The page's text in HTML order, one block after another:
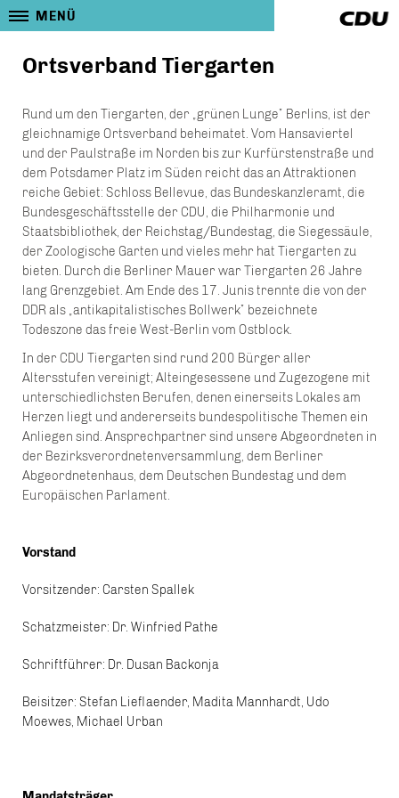
MENÜ
Ortsverband Tiergarten
Rund um den Tiergarten, der „grünen Lunge” Berlins, ist der
gleichnamige Ortsverband beheimatet. Vom Hansaviertel
und der Paulstraße im Norden bis zur Kurfürstenstraße und
dem Potsdamer Platz im Süden reicht das an Attraktionen
reiche Gebiet: Schloss Bellevue, das Bundeskanzleramt, die
Bundesgeschäftsstelle der CDU, die Philharmonie und
Staatsbibliothek, der Reichstag/Bundestag, die Siegessäule,
der Zoologische Garten und vieles mehr hat Tiergarten zu
bieten. Durch die Berliner Mauer war Tiergarten 26 Jahre
lang Grenzgebiet. Am Ende des 17. Junis trennte die von der
DDR als „antikapitalistisches Bollwerk” bezeichnete
Todeszone das freie West-Berlin vom Ostblock.
In der CDU Tiergarten sind rund 200 Bürger aller
Altersstufen vereinigt; Alteingesessene und Zugezogene mit
unterschiedlichsten Berufen, denen einerseits Lokales am
Herzen liegt und andererseits bundespolitische Themen ein
Anliegen sind. Ansprechpartner sind unsere Abgeordneten in
der Bezirksverordnetenversammlung, dem Berliner
Abgeordnetenhaus, dem Deutschen Bundestag und dem
Europäischen Parlament.
Vorstand
Vorsitzender: Carsten Spallek
Schatzmeister: Dr. Winfried Pathe
Schriftführer: Dr. Dusan Backonja
Beisitzer: Stefan Lieflaender, Madita Mannhardt, Udo
Moewes, Michael Urban